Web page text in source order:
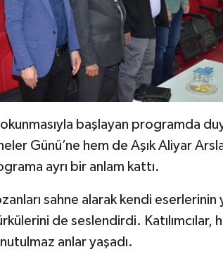
okunmasıyla başlayan programda
Günü’ne hem de Aşık Aliyar
ayrı bir anlam kattı.
sahne alarak kendi eserlerinin
de seslendirdi. Katılımcılar,
anlar yaşadı.